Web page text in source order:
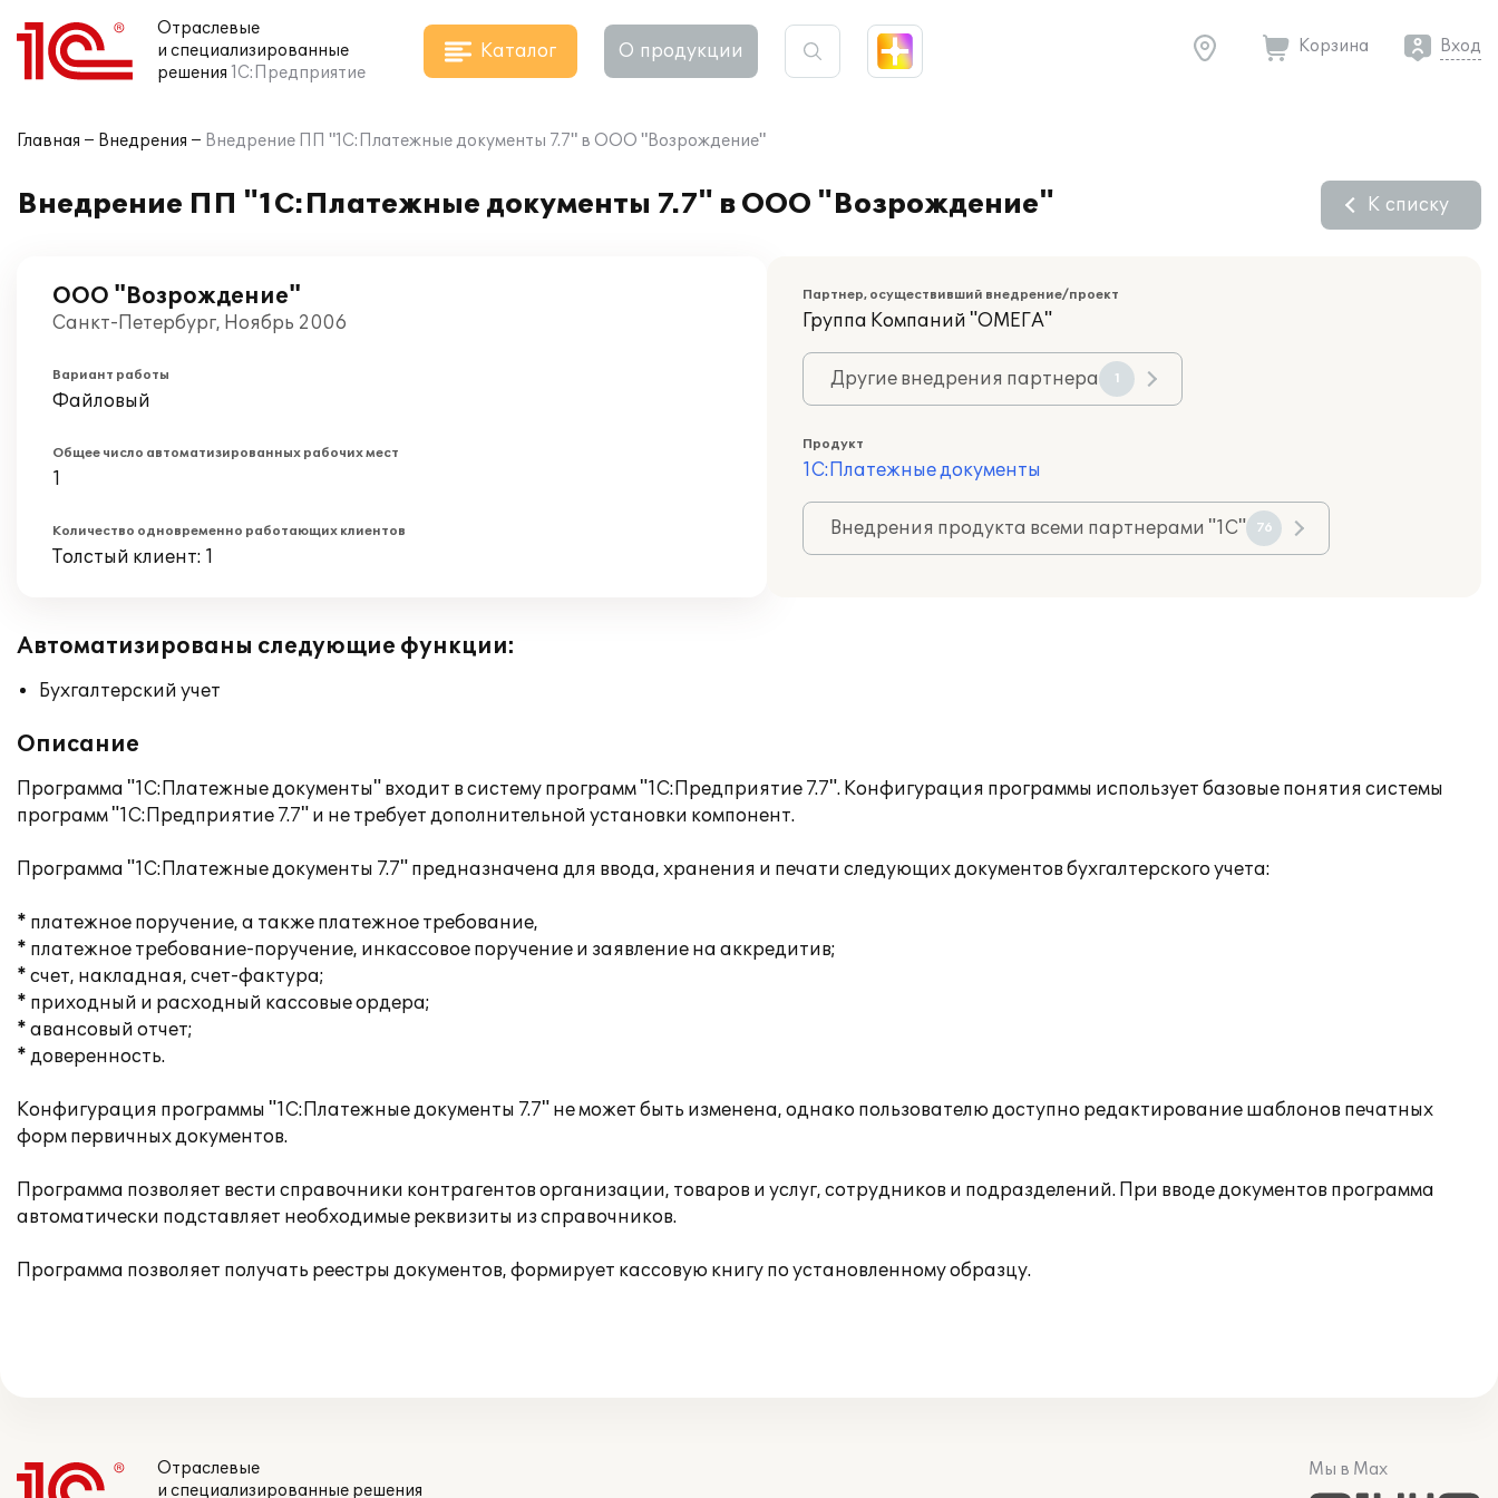
Отраслевые
и специализированные
решения 1С:Предприятие
Каталог О продукции Корзина Вход
Главная Внедрения Внедрение ПП "1С:Платежные документы 7.7" в ООО "Возрождение"
Внедрение ПП "1С:Платежные документы 7.7" в ООО "Возрождение" К списку
ООО "Возрождение"
Санкт-Петербург, Ноябрь 2006
Вариант работы
Файловый
Общее число автоматизированных рабочих мест
1
Количество одновременно работающих клиентов
Толстый клиент: 1
Партнер, осуществивший внедрение/проект
Группа Компаний "ОМЕГА"
Другие внедрения партнера 1
Продукт
1С:Платежные документы
Внедрения продукта всеми партнерами "1С" 76
Автоматизированы следующие функции:
Бухгалтерский учет
Описание
Программа "1С:Платежные документы" входит в систему программ "1С:Предприятие 7.7". Конфигурация программы использует базовые понятия системы
программ "1С:Предприятие 7.7" и не требует дополнительной установки компонент.
Программа "1С:Платежные документы 7.7" предназначена для ввода, хранения и печати следующих документов бухгалтерского учета:
* платежное поручение, а также платежное требование,
* платежное требование-поручение, инкассовое поручение и заявление на аккредитив;
* счет, накладная, счет-фактура;
* приходный и расходный кассовые ордера;
* авансовый отчет;
* доверенность.
Конфигурация программы "1С:Платежные документы 7.7" не может быть изменена, однако пользователю доступно редактирование шаблонов печатных
форм первичных документов.
Программа позволяет вести справочники контрагентов организации, товаров и услуг, сотрудников и подразделений. При вводе документов программа
автоматически подставляет необходимые реквизиты из справочников.
Программа позволяет получать реестры документов, формирует кассовую книгу по установленному образцу.
Отраслевые
и специализированные решения
Мы в Max